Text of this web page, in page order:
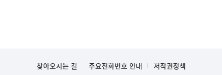
찾아오시는 길 주요전화번호 안내
저작권정책